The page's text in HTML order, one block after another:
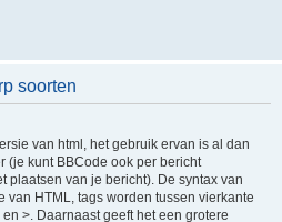
soorten
van html, het gebruik ervan is al dan
(je kunt BBCode ook per bericht
plaatsen van je bericht). De syntax van
van HTML, tags worden tussen vierkante
>. Daarnaast geeft het een grotere